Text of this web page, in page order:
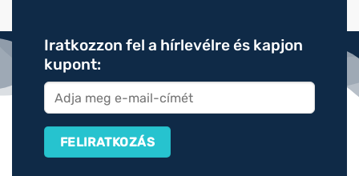
Iratkozzon fel a hírlevélre és kapjon
kupont: